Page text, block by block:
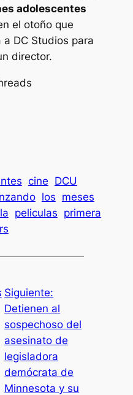
adolescentes
el otoño que
DC Studios para
director.
cine DCU
los meses
peliculas primera
Siguiente:
Detienen al
sospechoso del
asesinato de
legisladora
demócrata de
Minnesota y su